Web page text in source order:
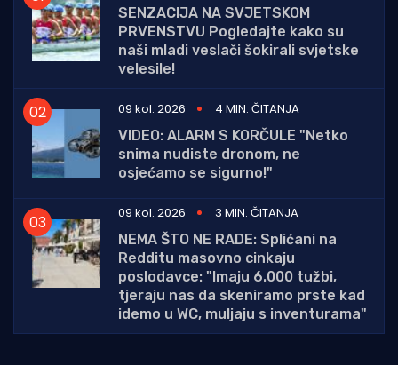
SENZACIJA NA SVJETSKOM
PRVENSTVU Pogledajte kako su
naši mladi veslači šokirali svjetske
velesile!
09 kol. 2026
4 MIN. ČITANJA
VIDEO: ALARM S KORČULE "Netko
snima nudiste dronom, ne
osjećamo se sigurno!"
09 kol. 2026
3 MIN. ČITANJA
NEMA ŠTO NE RADE: Splićani na
Redditu masovno cinkaju
poslodavce: "Imaju 6.000 tužbi,
tjeraju nas da skeniramo prste kad
idemo u WC, muljaju s inventurama"